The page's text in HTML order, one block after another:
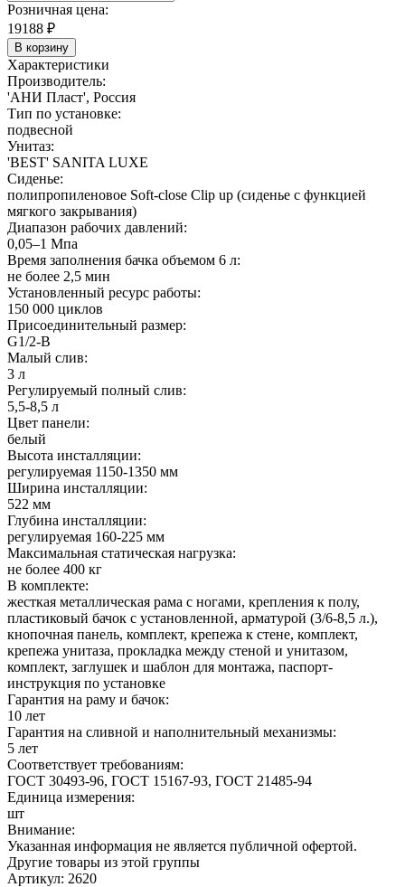
Розничная цена:
19188 ₽
В корзину
Характеристики
Производитель:
'АНИ Пласт', Россия
Тип по установке:
подвесной
Унитаз:
'BEST' SANITA LUXE
Сиденье:
полипропиленовое Soft-close Clip up (сиденье с функцией
мягкого закрывания)
Диапазон рабочих давлений:
0,05–1 Мпа
Время заполнения бачка объемом 6 л:
не более 2,5 мин
Установленный ресурс работы:
150 000 циклов
Присоединительный размер:
G1/2-В
Малый слив:
3 л
Регулируемый полный слив:
5,5-8,5 л
Цвет панели:
белый
Высота инсталляции:
регулируемая 1150-1350 мм
Ширина инсталляции:
522 мм
Глубина инсталляции:
регулируемая 160-225 мм
Максимальная статическая нагрузка:
не более 400 кг
В комплекте:
жесткая металлическая рама с ногами, крепления к полу,
пластиковый бачок с установленной, арматурой (3/6-8,5 л.),
кнопочная панель, комплект, крепежа к стене, комплект,
крепежа унитаза, прокладка между стеной и унитазом,
комплект, заглушек и шаблон для монтажа, паспорт-
инструкция по установке
Гарантия на раму и бачок:
10 лет
Гарантия на сливной и наполнительный механизмы:
5 лет
Соответствует требованиям:
ГОСТ 30493-96, ГОСТ 15167-93, ГОСТ 21485-94
Единица измерения:
шт
Внимание:
Указанная информация не является публичной офертой.
Другие товары из этой группы
Артикул: 2620